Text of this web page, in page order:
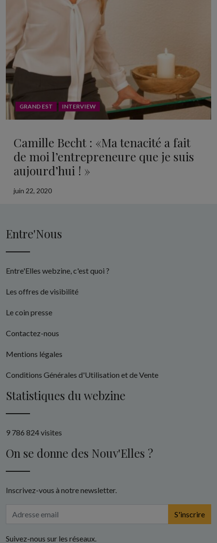
GRAND EST INTERVIEW
Camille Becht : «Ma tenacité a fait
de moi l’entrepreneure que je suis
aujourd’hui ! »
juin 22, 2020
Entre'Nous
Entre'Elles webzine, c'est quoi ?
Les offres de visibilité
Le coin presse
Contactez-nous
Mentions légales
Conditions Générales d'Utilisation et de Vente
Statistiques du webzine
9 786 824 visites
On se donne des Nouv'Elles ?
Inscrivez-vous à notre newsletter.
S'inscrire
Suivez-nous sur les réseaux.